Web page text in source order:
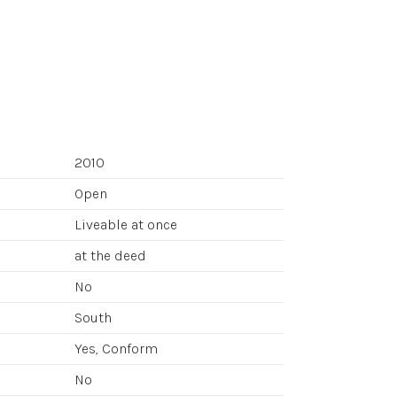
2010
Open
Liveable at once
at the deed
No
South
Yes, Conform
No